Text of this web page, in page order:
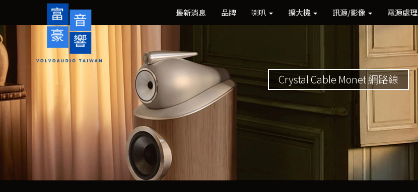
最新消息 品牌 喇叭 擴大機 訊源/影像 電源處理
Crystal Cable Monet 網路線